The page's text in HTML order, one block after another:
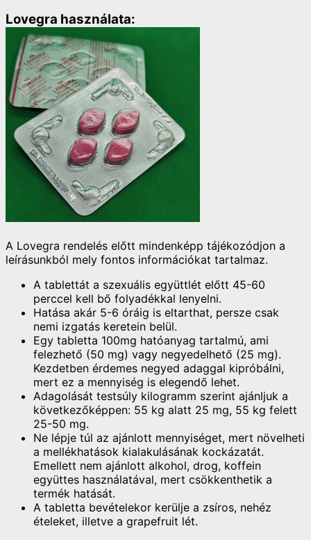
Lovegra használata:
A Lovegra rendelés előtt mindenképp tájékozódjon a
leírásunkból mely fontos információkat tartalmaz.
A tablettát a szexuális együttlét előtt 45-60
perccel kell bő folyadékkal lenyelni.
Hatása akár 5-6 óráig is eltarthat, persze csak
nemi izgatás keretein belül.
Egy tabletta 100mg hatóanyag tartalmú, ami
felezhető (50 mg) vagy negyedelhető (25 mg).
Kezdetben érdemes negyed adaggal kipróbálni,
mert ez a mennyiség is elegendő lehet.
Adagolását testsúly kilogramm szerint ajánljuk a
következőképpen: 55 kg alatt 25 mg, 55 kg felett
25-50 mg.
Ne lépje túl az ajánlott mennyiséget, mert növelheti
a mellékhatások kialakulásának kockázatát.
Emellett nem ajánlott alkohol, drog, koffein
együttes használatával, mert csökkenthetik a
termék hatását.
A tabletta bevételekor kerülje a zsíros, nehéz
ételeket, illetve a grapefruit lét.